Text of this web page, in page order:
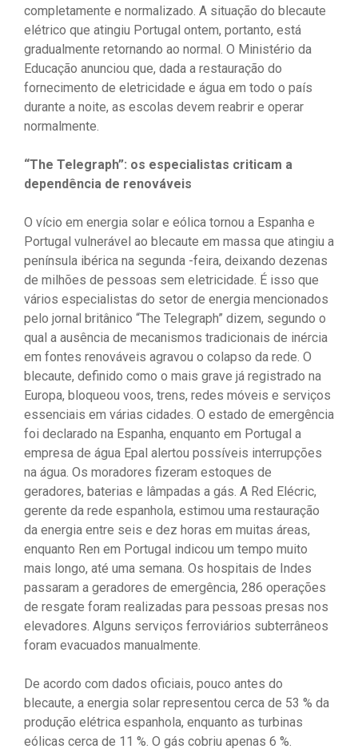
completamente e normalizado. A situação do blecaute
elétrico que atingiu Portugal ontem, portanto, está
gradualmente retornando ao normal. O Ministério da
Educação anunciou que, dada a restauração do
fornecimento de eletricidade e água em todo o país
durante a noite, as escolas devem reabrir e operar
normalmente.
“The Telegraph”: os especialistas criticam a
dependência de renováveis
O vício em energia solar e eólica tornou a Espanha e
Portugal vulnerável ao blecaute em massa que atingiu a
península ibérica na segunda -feira, deixando dezenas
de milhões de pessoas sem eletricidade. É isso que
vários especialistas do setor de energia mencionados
pelo jornal britânico “The Telegraph” dizem, segundo o
qual a ausência de mecanismos tradicionais de inércia
em fontes renováveis ​​agravou o colapso da rede. O
blecaute, definido como o mais grave já registrado na
Europa, bloqueou voos, trens, redes móveis e serviços
essenciais em várias cidades. O estado de emergência
foi declarado na Espanha, enquanto em Portugal a
empresa de água Epal alertou possíveis interrupções
na água. Os moradores fizeram estoques de
geradores, baterias e lâmpadas a gás. A Red Elécric,
gerente da rede espanhola, estimou uma restauração
da energia entre seis e dez horas em muitas áreas,
enquanto Ren em Portugal indicou um tempo muito
mais longo, até uma semana. Os hospitais de Indes
passaram a geradores de emergência, 286 operações
de resgate foram realizadas para pessoas presas nos
elevadores. Alguns serviços ferroviários subterrâneos
foram evacuados manualmente.
De acordo com dados oficiais, pouco antes do
blecaute, a energia solar representou cerca de 53 % da
produção elétrica espanhola, enquanto as turbinas
eólicas cerca de 11 %. O gás cobriu apenas 6 %.